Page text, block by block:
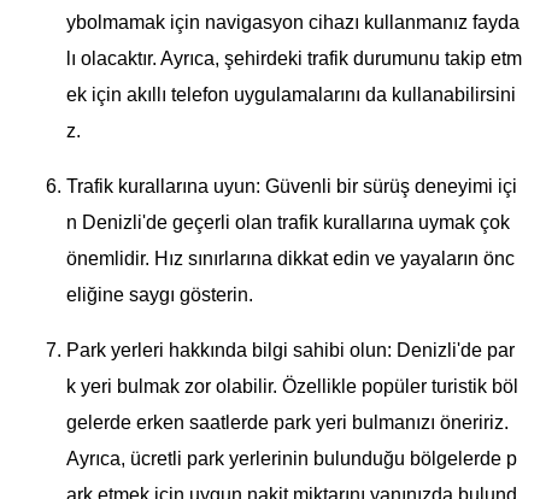
ybolmamak için navigasyon cihazı kullanmanız fayda
lı olacaktır. Ayrıca, şehirdeki trafik durumunu takip etm
ek için akıllı telefon uygulamalarını da kullanabilirsini
z.
Trafik kurallarına uyun: Güvenli bir sürüş deneyimi içi
n Denizli'de geçerli olan trafik kurallarına uymak çok
önemlidir. Hız sınırlarına dikkat edin ve yayaların önc
eliğine saygı gösterin.
Park yerleri hakkında bilgi sahibi olun: Denizli'de par
k yeri bulmak zor olabilir. Özellikle popüler turistik böl
gelerde erken saatlerde park yeri bulmanızı öneririz.
Ayrıca, ücretli park yerlerinin bulunduğu bölgelerde p
ark etmek için uygun nakit miktarını yanınızda bulund